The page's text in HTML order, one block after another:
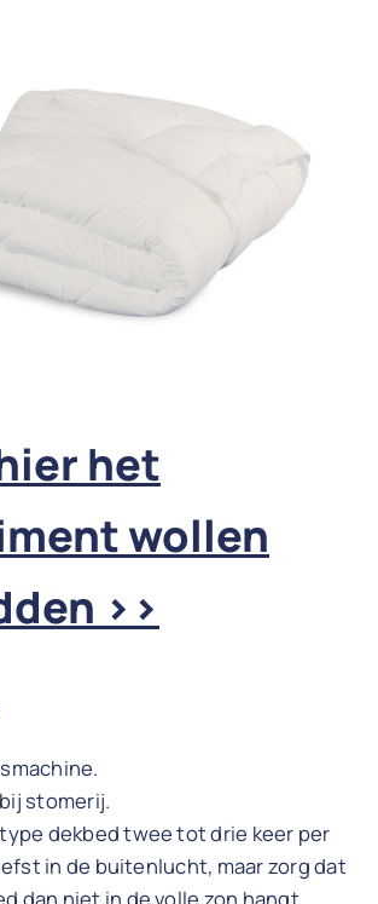
het
wollen
>>
stomerij.
dekbed twee tot drie keer per
in de buitenlucht, maar zorg dat